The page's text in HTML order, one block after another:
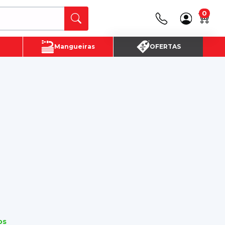
Canais de Atendimento
(16) 3720 - 4700
0
Mangueiras OFERTAS